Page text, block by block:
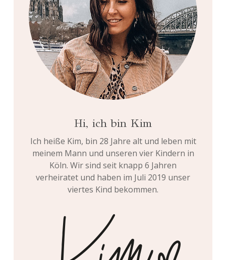
Hi, ich bin Kim
Ich heiße Kim, bin 28 Jahre alt und leben mit
meinem Mann und unseren vier Kindern in
Köln. Wir sind seit knapp 6 Jahren
verheiratet und haben im Juli 2019 unser
viertes Kind bekommen.